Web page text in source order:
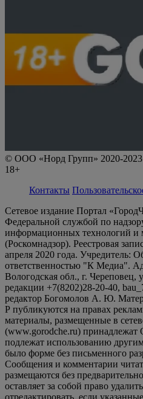
© ООО «Норд Групп» 2020-2023
18+
Контакты
Сетевое издание Портал
Федеральной службой по
информационных технологий и
(Роскомнадзор). Реестровая
апреля 2020 года. Учредитель:
ответственностью "К Медиа".
Вологодская обл., г. Череповец,
редакции +7(8202)28-20-40,
редактор Богомолов А. Ю.
Р публикуются на правах
материалы, размещенные в
(www.gorodche.ru)
подлежат использованию
было форме без письменного
Сообщения и комментарии
размещаются без
оставляет за собой право
отредактировать, если